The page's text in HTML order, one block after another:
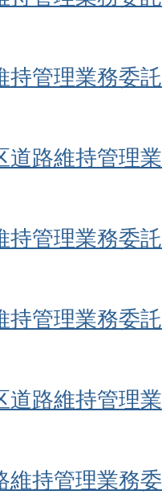
持管理業務委
道路維持管理
持管理業務委
持管理業務委
道路維持管理
維持管理業務